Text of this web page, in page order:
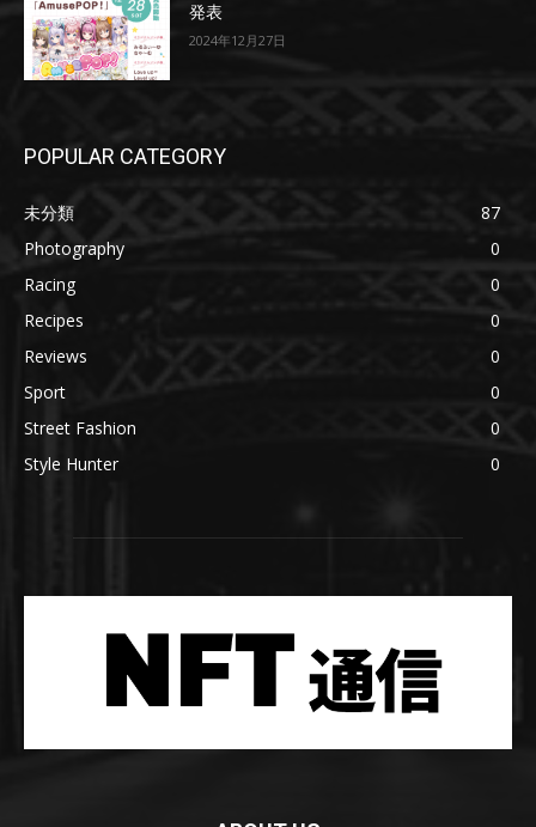
発表
2024年12月27日
POPULAR CATEGORY
未分類
87
Photography
0
Racing
0
Recipes
0
Reviews
0
Sport
0
Street Fashion
0
Style Hunter
0